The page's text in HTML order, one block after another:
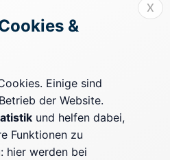
X
&
Einige sind
der Website.
und helfen dabei,
Funktionen zu
hier werden bei